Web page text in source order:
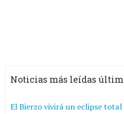
Noticias más leídas
El Bierzo vivirá un eclipse total